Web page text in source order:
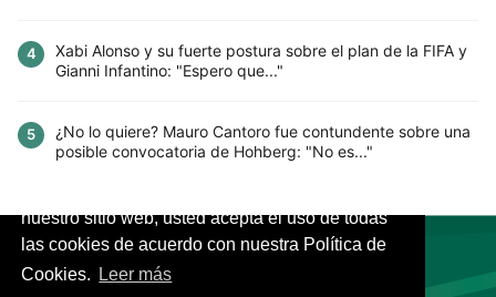
Este sitio utiliza cookies para mejorar la
nuestro sitio web, usted acepta el uso de todas
las cookies de acuerdo con nuestra Política de
Cookies.
Leer más
4
Xabi Alonso y su fuerte postura sobre el plan de la FIFA y
Gianni Infantino: "Espero que..."
5
¿No lo quiere? Mauro Cantoro fue contundente sobre una
posible convocatoria de Hohberg: "No es..."